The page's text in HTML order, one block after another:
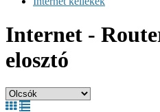
Internet -
elosztó